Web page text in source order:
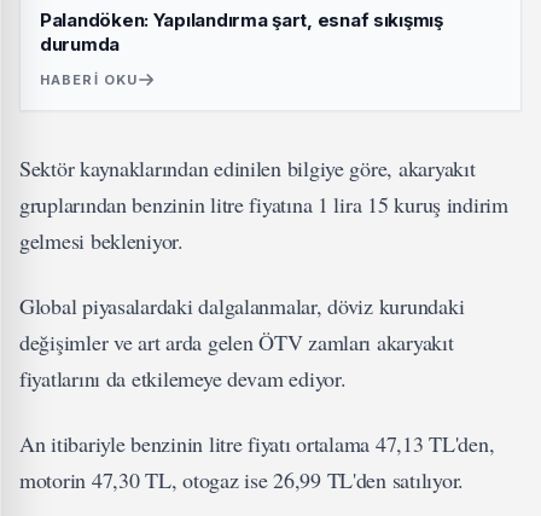
Palandöken: Yapılandırma şart, esnaf sıkışmış
durumda
HABERI OKU
Sektör kaynaklarından edinilen bilgiye göre, akaryakıt
gruplarından benzinin litre fiyatına 1 lira 15 kuruş indirim
gelmesi bekleniyor.
Global piyasalardaki dalgalanmalar, döviz kurundaki
değişimler ve art arda gelen ÖTV zamları akaryakıt
fiyatlarını da etkilemeye devam ediyor.
An itibariyle benzinin litre fiyatı ortalama 47,13 TL'den,
motorin 47,30 TL, otogaz ise 26,99 TL'den satılıyor.